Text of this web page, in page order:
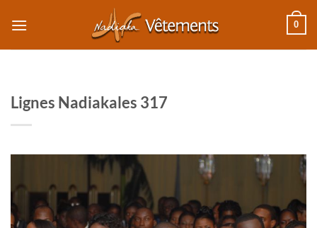
0
Lignes Nadiakales 317